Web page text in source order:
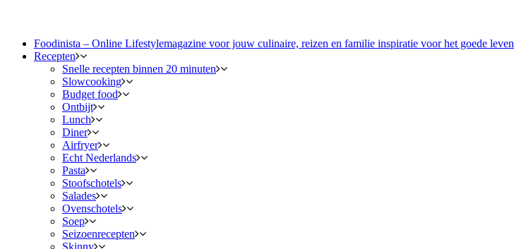
Foodinista – Online Lifestylemagazine voor jouw culinaire, reizen en familie inspiratie voor het goede leven
Recepten
Snelle recepten binnen 20 minuten
Slowcooking
Budget food
Ontbijt
Lunch
Diner
Airfryer
Echt Nederlands
Pasta
Stoofschotels
Salades
Ovenschotels
Soep
Seizoenrecepten